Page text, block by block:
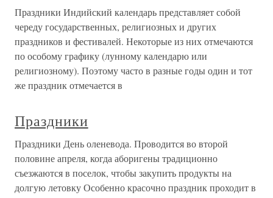
Праздники Индийский календарь представляет собой
череду государственных, религиозных и других
праздников и фестивалей. Некоторые из них отмечаются
по особому графику (лунному календарю или
религиозному). Поэтому часто в разные годы один и тот
же праздник отмечается в
Праздники
Праздники День оленевода. Проводится во второй
половине апреля, когда аборигены традиционно
съезжаются в поселок, чтобы закупить продукты на
долгую летовку Особенно красочно праздник проходит в